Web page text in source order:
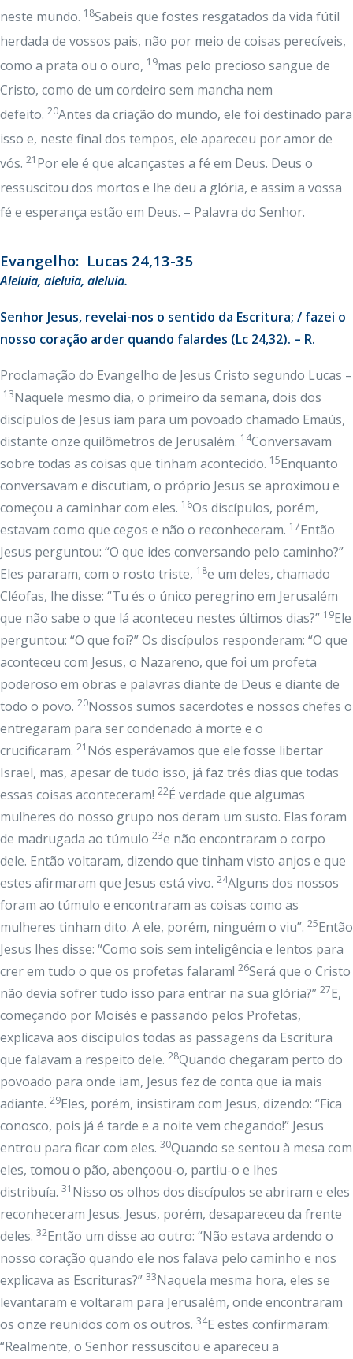
neste mundo. 18Sabeis que fostes resgatados da vida fútil
herdada de vossos pais, não por meio de coisas perecíveis,
como a prata ou o ouro, 19mas pelo precioso sangue de
Cristo, como de um cordeiro sem mancha nem
defeito. 20Antes da criação do mundo, ele foi destinado para
isso e, neste final dos tempos, ele apareceu por amor de
vós. 21 Por ele é que alcançastes a fé em Deus. Deus o
ressuscitou dos mortos e lhe deu a glória, e assim a vossa
fé e esperança estão em Deus. – Palavra do Senhor.
Evangelho: Lucas 24,13-35
Aleluia, aleluia, aleluia.
Senhor Jesus, revelai-nos o sentido da Escritura; / fazei o
nosso coração arder quando falardes (Lc 24,32). – R.
Proclamação do Evangelho de Jesus Cristo segundo Lucas –
13Naquele mesmo dia, o primeiro da semana, dois dos
discípulos de Jesus iam para um povoado chamado Emaús,
distante onze quilômetros de Jerusalém. 14Conversavam
sobre todas as coisas que tinham acontecido. 15Enquanto
conversavam e discutiam, o próprio Jesus se aproximou e
começou a caminhar com eles. 16Os discípulos, porém,
estavam como que cegos e não o reconheceram. 17Então
Jesus perguntou: “O que ides conversando pelo caminho?”
Eles pararam, com o rosto triste, 18e um deles, chamado
Cléofas, lhe disse: “Tu és o único peregrino em Jerusalém
que não sabe o que lá aconteceu nestes últimos dias?” 19Ele
perguntou: “O que foi?” Os discípulos responderam: “O que
aconteceu com Jesus, o Nazareno, que foi um profeta
poderoso em obras e palavras diante de Deus e diante de
todo o povo. 20Nossos sumos sacerdotes e nossos chefes o
entregaram para ser condenado à morte e o
crucificaram. 21 Nós esperávamos que ele fosse libertar
Israel, mas, apesar de tudo isso, já faz três dias que todas
essas coisas aconteceram! 22É verdade que algumas
mulheres do nosso grupo nos deram um susto. Elas foram
de madrugada ao túmulo 23e não encontraram o corpo
dele. Então voltaram, dizendo que tinham visto anjos e que
estes afirmaram que Jesus está vivo. 24Alguns dos nossos
foram ao túmulo e encontraram as coisas como as
mulheres tinham dito. A ele, porém, ninguém o viu”. 25Então
Jesus lhes disse: “Como sois sem inteligência e lentos para
crer em tudo o que os profetas falaram! 26Será que o Cristo
não devia sofrer tudo isso para entrar na sua glória?” 27E,
começando por Moisés e passando pelos Profetas,
explicava aos discípulos todas as passagens da Escritura
que falavam a respeito dele. 28Quando chegaram perto do
povoado para onde iam, Jesus fez de conta que ia mais
adiante. 29Eles, porém, insistiram com Jesus, dizendo: “Fica
conosco, pois já é tarde e a noite vem chegando!” Jesus
entrou para ficar com eles. 30Quando se sentou à mesa com
eles, tomou o pão, abençoou-o, partiu-o e lhes
distribuía. 31 Nisso os olhos dos discípulos se abriram e eles
reconheceram Jesus. Jesus, porém, desapareceu da frente
deles. 32Então um disse ao outro: “Não estava ardendo o
nosso coração quando ele nos falava pelo caminho e nos
explicava as Escrituras?” 33Naquela mesma hora, eles se
levantaram e voltaram para Jerusalém, onde encontraram
os onze reunidos com os outros. 34E estes confirmaram:
“Realmente, o Senhor ressuscitou e apareceu a